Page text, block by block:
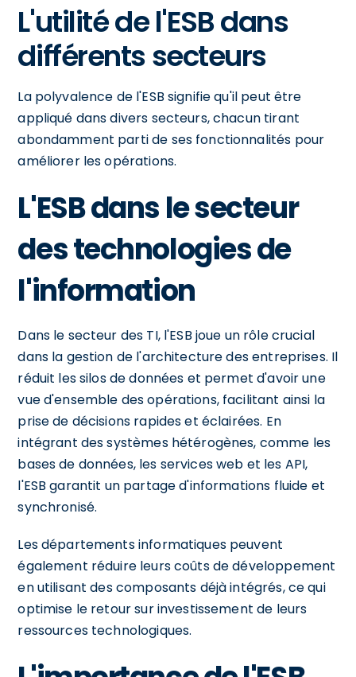
L'utilité de l'ESB dans
différents secteurs
La polyvalence de l'ESB signifie qu'il peut être
appliqué dans divers secteurs, chacun tirant
abondamment parti de ses fonctionnalités pour
améliorer les opérations.
L'ESB dans le secteur
des technologies de
l'information
Dans le secteur des TI, l'ESB joue un rôle crucial
dans la gestion de l'architecture des entreprises. Il
réduit les silos de données et permet d'avoir une
vue d'ensemble des opérations, facilitant ainsi la
prise de décisions rapides et éclairées. En
intégrant des systèmes hétérogènes, comme les
bases de données, les services web et les API,
l'ESB garantit un partage d'informations fluide et
synchronisé.
Les départements informatiques peuvent
également réduire leurs coûts de développement
en utilisant des composants déjà intégrés, ce qui
optimise le retour sur investissement de leurs
ressources technologiques.